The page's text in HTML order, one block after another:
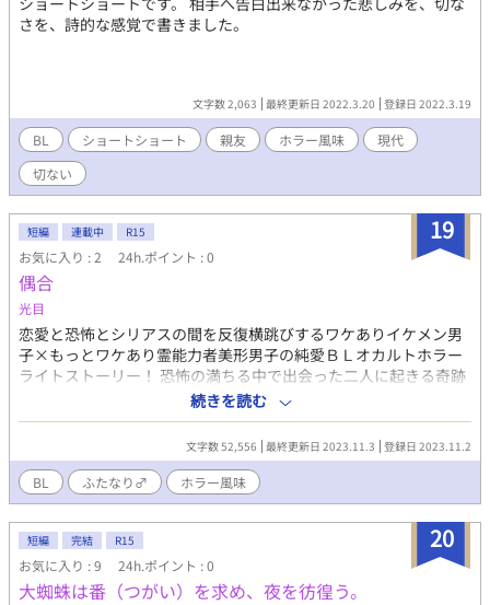
さを、詩的な感覚で書きました。
文字数 2,063 最終更新日 2022.3.20 登録日 2022.3.19
BL ショートショート 親友 ホラー風味
現代
切ない
19
短編 連載中 R15
お気に入り : 2 24h.ポイント : 0
偶合
光目
恋愛と恐怖とシリアスの間を反復横跳びするワケありイケメン男
子×もっとワケあり霊能力者美形男子の純愛ＢＬオカルトホラー
ライトストーリー！ 恐怖の満ちる中で出会った二人に起きる奇跡
―― ※本作の舞台は２０２２年の現代日本ですが、現実とは起き
ている事象が異なります。 ※本作は少々特殊な設定が含まれます
のでタグをよくご確認のうえ、苦手な方は閲覧をお控えくださ
い。
続きを読む
文字数 52,556 最終更新日 2023.11.3 登録日 2023.11.2
BL ふたなり♂ ホラー風味
20
短編 完結 R15
お気に入り : 9 24h.ポイント : 0
大蜘蛛は番（つがい）を求め、夜を彷徨う。